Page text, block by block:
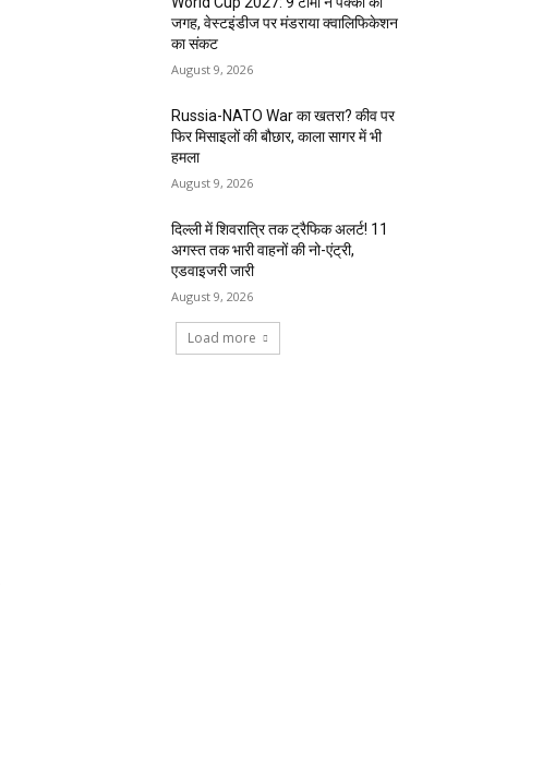
जगह, वेस्टइंडीज पर मंडराया क्वालिफिकेशन
का संकट
August 9, 2026
Russia-NATO War का खतरा? कीव पर
फिर मिसाइलों की बौछार, काला सागर में भी
हमला
August 9, 2026
दिल्ली में शिवरात्रि तक ट्रैफिक अलर्ट! 11
अगस्त तक भारी वाहनों की नो-एंट्री,
एडवाइजरी जारी
August 9, 2026
Load more